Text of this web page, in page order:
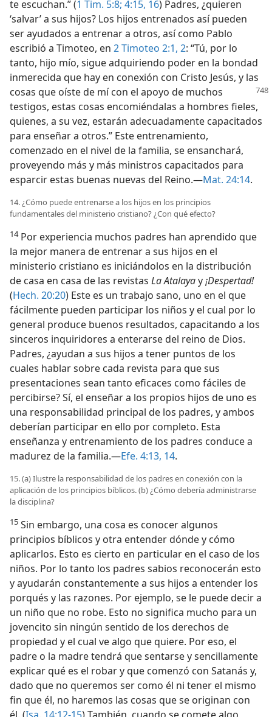
te escuchan.” (1 Tim. 5:8; 4:15, 16) Padres, ¿quieren
‘salvar’ a sus hijos? Los hijos entrenados así pueden
ser ayudados a entrenar a otros, así como Pablo
escribió a Timoteo, en 2 Timoteo 2:1, 2: “Tú, por lo
tanto, hijo mío, sigue adquiriendo poder en la bondad
inmerecida que hay en conexión con Cristo Jesús, y las
cosas que oíste de mí con el apoyo de muchos
testigos, estas cosas encomiéndalas a hombres fieles,
quienes, a su vez, estarán adecuadamente capacitados
para enseñar a otros.” Este entrenamiento,
comenzado en el nivel de la familia, se ensanchará,
proveyendo más y más ministros capacitados para
esparcir estas buenas nuevas del Reino.—Mat. 24:14.
14. ¿Cómo puede entrenarse a los hijos en los principios
fundamentales del ministerio cristiano? ¿Con qué efecto?
14Por experiencia muchos padres han aprendido que
la mejor manera de entrenar a sus hijos en el
ministerio cristiano es iniciándolos en la distribución
de casa en casa de las revistas La Atalayay¡Despertad!
(Hech. 20:20) Este es un trabajo sano, uno en el que
fácilmente pueden participar los niños y el cual por lo
general produce buenos resultados, capacitando a los
sinceros inquiridores a enterarse del reino de Dios.
Padres, ¿ayudan a sus hijos a tener puntos de los
cuales hablar sobre cada revista para que sus
presentaciones sean tanto eficaces como fáciles de
percibirse? Sí, el enseñar a los propios hijos de uno es
una responsabilidad principal de los padres, y ambos
deberían participar en ello por completo. Esta
enseñanza y entrenamiento de los padres conduce a
madurez de la familia.—Efe. 4:13, 14.
15. (a) Ilustre la responsabilidad de los padres en conexión con la
aplicación de los principios bíblicos. (b) ¿Cómo debería administrarse
la disciplina?
15 Sin embargo, una cosa es conocer algunos
principios bíblicos y otra entender dónde y cómo
aplicarlos. Esto es cierto en particular en el caso de los
niños. Por lo tanto los padres sabios reconocerán esto
y ayudarán constantemente a sus hijos a entender los
porqués y las razones. Por ejemplo, se le puede decir a
un niño que no robe. Esto no significa mucho para un
jovencito sin ningún sentido de los derechos de
propiedad y el cual ve algo que quiere. Por eso, el
padre o la madre tendrá que sentarse y sencillamente
explicar qué es el robar y que comenzó con Satanás y,
dado que no queremos ser como él ni tener el mismo
fin que él, no haremos las cosas que se originan con